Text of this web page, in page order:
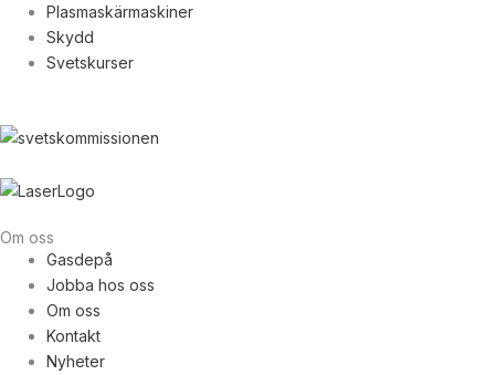
Plasmaskärmaskiner
Skydd
Svetskurser
Om oss
Gasdepå
Jobba hos oss
Om oss
Kontakt
Nyheter